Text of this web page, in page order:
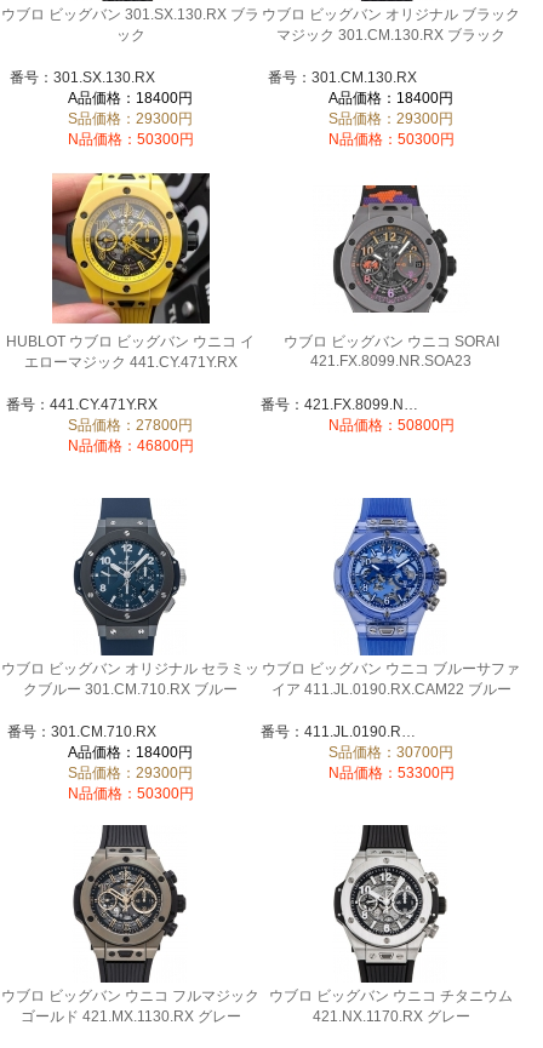
ウブロ ビッグバン 301.SX.130.RX ブラ
ック
番号：301.SX.130.RX
A品価格：18400円
S品価格：29300円
N品価格：50300円
ウブロ ビッグバン オリジナル ブラック
マジック 301.CM.130.RX ブラック
番号：301.CM.130.RX
A品価格：18400円
S品価格：29300円
N品価格：50300円
HUBLOT ウブロ ビッグバン ウニコ イ
エローマジック 441.CY.471Y.RX
番号：441.CY.471Y.RX
S品価格：27800円
N品価格：46800円
ウブロ ビッグバン ウニコ SORAI
421.FX.8099.NR.SOA23
N品価格：50800円
ウブロ ビッグバン オリジナル セラミッ
クブルー 301.CM.710.RX ブルー
番号：301.CM.710.RX
A品価格：18400円
S品価格：29300円
N品価格：50300円
ウブロ ビッグバン ウニコ ブルーサファ
イア 411.JL.0190.RX.CAM22 ブルー
S品価格：30700円
N品価格：53300円
ウブロ ビッグバン ウニコ フルマジック
ゴールド 421.MX.1130.RX グレー
ウブロ ビッグバン ウニコ チタニウム
421.NX.1170.RX グレー